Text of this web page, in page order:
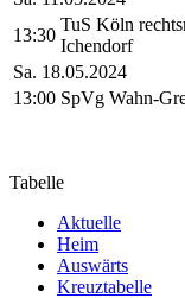
13:30
TuS Köln
Ichendorf
Sa. 18.05.2024
13:00 SpVg Wahn-
Tabelle
Ak­tu­el­le
Heim
Aus­wärts
Kreuz­ta­bel­le